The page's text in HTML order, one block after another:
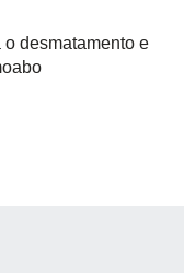
o desmatamento e